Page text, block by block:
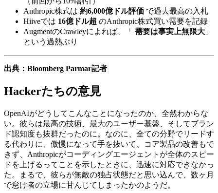
Anthropic株式は 約6,000億ドル評価 で過去最高の入札
Hiiveでは 16億ドル超 のAnthropic株式買い需要を記録
AugmentのCrawleyによれば、「 需要は事実上無限大 」
という過熱ぶり
出典：Bloomberg Parmar記者
Hackerたちの意見
OpenAIがどうしてこんなことになったのか、全然わからな
い。彼らは最高の技術、最大のユーザー基盤、そしてブラン
ド認知度も抜群だったのに。なのに、全ての分野でリードす
る代わりに、傲慢になって手を抜いて、コア製品の改善もで
きず、Anthropicがコーディングエージェントが全体のスピー
ドを上げるってことを示したときに、迅速に対応できなかっ
た。まるで、彼らが無敵の独占状態だと思い込んで、数ヶ月
で怠け者の立場に甘んじてしまったかのようだ。